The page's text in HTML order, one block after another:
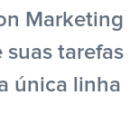
Marketing
suas tarefas
única linha